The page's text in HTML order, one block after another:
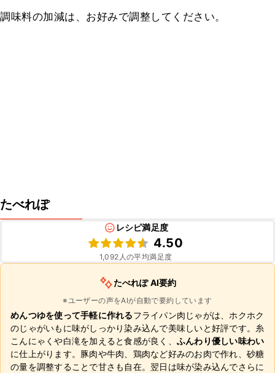
調味料の加減は、お好みで調整してください。
たべれぽ
レシピ満足度
4.50
1,092 人の平均満足度
たべれぽ AI要約
※ユーザーの声をAIが自動で要約しています
めんつゆを使って手軽に作れるフライパン肉じゃがは、ホクホク
のじゃがいもに味がしっかり染み込んで美味しいと好評です。糸
こんにゃくや白滝を加えると食感が良く、 ふんわり優しい味わい
に仕上がります。豚肉や牛肉、鶏肉など好みのお肉で作れ、砂糖
の量を調整することで甘さも自在。翌日は味が染み込んでさらに